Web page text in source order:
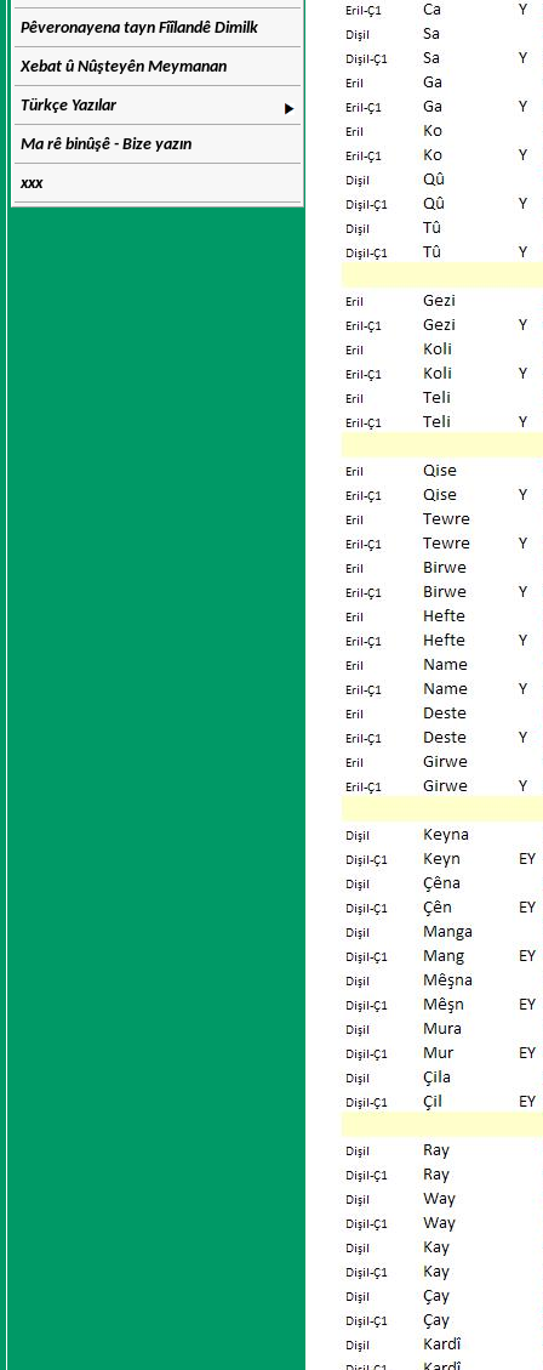
Pêveronayena tayn Fîîlandê Dimilk
Xebat û Nûşteyên Meymanan
Türkçe Yazılar
Ma rê binûşê - Bize yazın
xxx